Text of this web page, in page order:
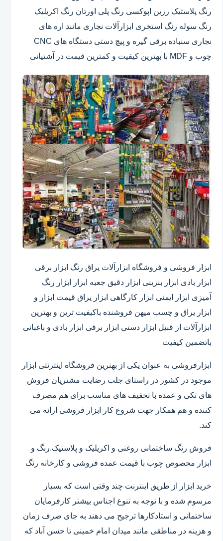
رنگ پلاستیک رزین اپوکسی رنگ پلی اورتان رنگ اکریلیک
رنگ سوله رنگ استخری ابزارآلات نجاری مانند اره های
نجاری سنباده برقی گیره و پیچ دستی دستگاه های CNC
چوب و MDF با بهترین کیفیت و کمترین قیمت در آشتیانی
ابزار فروشی و فروشگاه ابزارآلات یراق رنگ ابزار برقی
ابزار بادی ابزار بنزینی ابزار دقیق​ جعبه ابزار ابزار رنگ
آمیزی ابزار ایمنی ابزار کارگاهی ابزار یراق قیمت ابزار و
ابزار یراق و چسب میهن فروشنده باکیفیت ترین و بهترین
ابزارآلات از قبیل ابزار دستی ابزار برقی ابزار بادی و باغبانی
باتضمین کیفیت
ابزارفروشی به عنوان یکی از بهترین فروشگاه اینترنتی ابزار
موجود در کشور در راستای جلب رضایت مشتریان فروش
های تکی و عمده با تخفیف های مناسب برای هم مصرف
کننده و هم همکار جهت شروع کار ابزار فروشی ارائه می
کند.
فروش رنگ ساختمانی روغنی و اکریلیک و پلاستیک.رنگ و
ابزار مخصوص چوب با قیمت عمده فروشی و کارخانه رنگ
خرید ابزار از طریق اینترنت چند وقتی است که بسیار
مرسوم شده و با توجه به تنوع اجناس بیشتر کارفرمایان
ساختمانی و استادکارها ترجیح می دهند به جای صرف زمان
و هزینه در مناطقی مانند میدان امام خمینی تا حسن آباد که